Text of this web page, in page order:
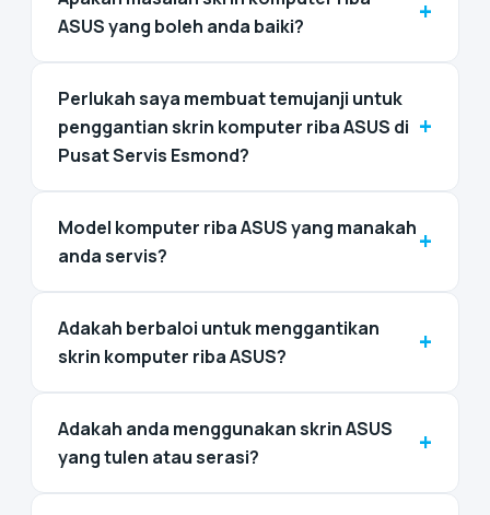
ASUS yang boleh anda baiki?
+
Perlukah saya membuat temujanji untuk
penggantian skrin komputer riba ASUS di
Pusat Servis Esmond?
+
Model komputer riba ASUS yang manakah
anda servis?
+
Adakah berbaloi untuk menggantikan
skrin komputer riba ASUS?
+
Adakah anda menggunakan skrin ASUS
yang tulen atau serasi?
+